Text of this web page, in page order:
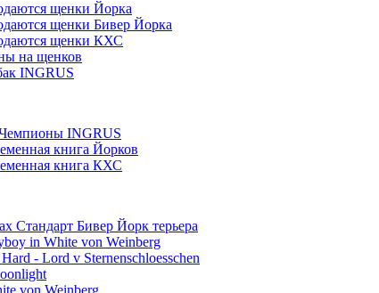
щенки Йорка
щенки Бивер Йорка
щенки КХС
на щенков
INGRUS
INGRUS
книга Йорков
книга КХС
Стандарт Бивер Йорк терьера
in White von Weinberg
- Lord v Sternenschloesschen